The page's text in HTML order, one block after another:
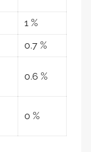
1 %
0.7 %
0.6 %
0 %